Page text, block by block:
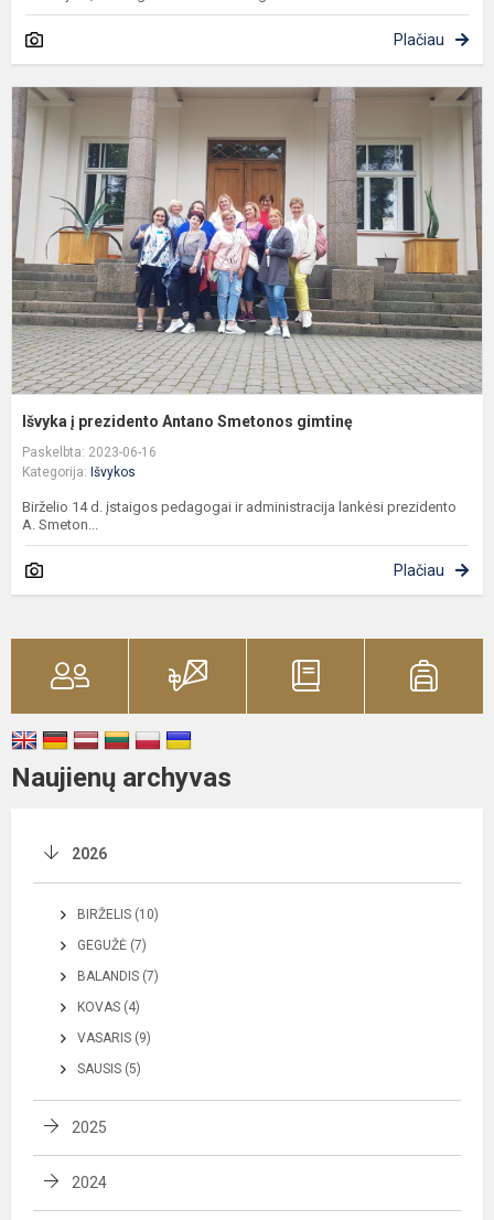
Plačiau
Išvyka į prezidento Antano Smetonos gimtinę
Paskelbta: 2023-06-16
Kategorija: Išvykos
Birželio 14 d. įstaigos pedagogai ir administracija lankėsi prezidento
A. Smeton...
Plačiau
Naujienų archyvas
2026
BIRŽELIS (10)
GEGUŽĖ (7)
BALANDIS (7)
KOVAS (4)
VASARIS (9)
SAUSIS (5)
2025
2024